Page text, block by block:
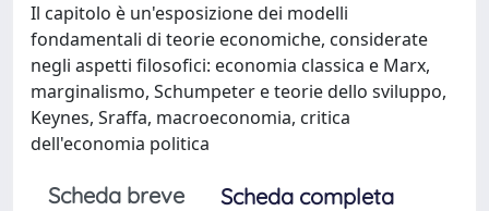
Il capitolo è un'esposizione dei modelli
fondamentali di teorie economiche, considerate
negli aspetti filosofici: economia classica e Marx,
marginalismo, Schumpeter e teorie dello sviluppo,
Keynes, Sraffa, macroeconomia, critica
dell'economia politica
Scheda breve
Scheda completa